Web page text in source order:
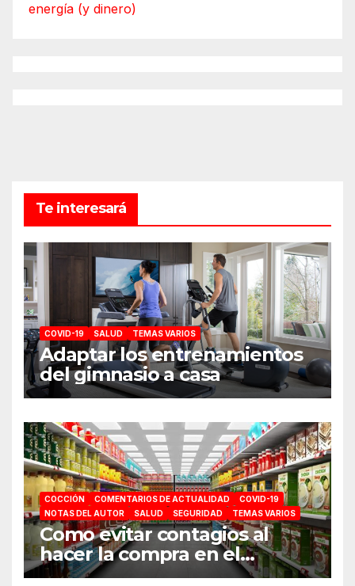
energía (y dinero)
Te interesará
COVID-19 SALUD TEMAS VARIOS
Adaptar los entrenamientos
del gimnasio a casa
COCCIÓN COMENTARIOS DE ACTUALIDAD
COVID-19
NOTAS DEL AUTOR
SALUD SEGURIDAD TEMAS VARIOS
Como evitar contagios al
hacer la compra en el
supermercado